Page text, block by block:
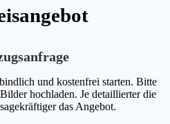
und kostenfrei starten. Bitte
hochladen. Je detaillierter die
das Angebot.